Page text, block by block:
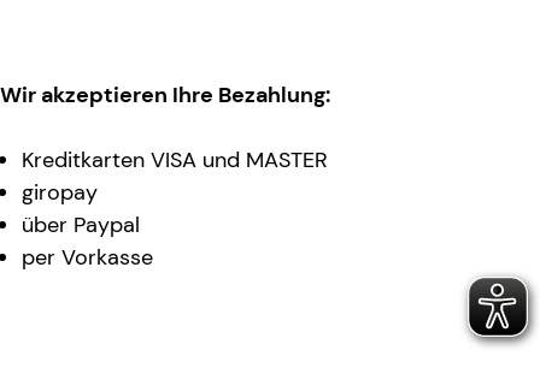
Wir akzeptieren Ihre Bezahlung:
Kreditkarten VISA und MASTER
giropay
über Paypal
per Vorkasse